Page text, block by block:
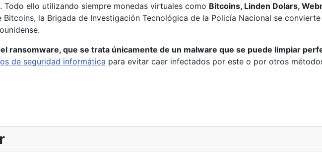
. Todo ello utilizando siempre monedas virtuales como Bitcoins, Linden Dolars,
la Brigada de Investigación Tecnológica de la Policía Nacional se
ransomware, que se trata únicamente de un malware que se puede limpiar
de seguridad informática para evitar caer infectados por este o por otros
total a sus comunicaciones